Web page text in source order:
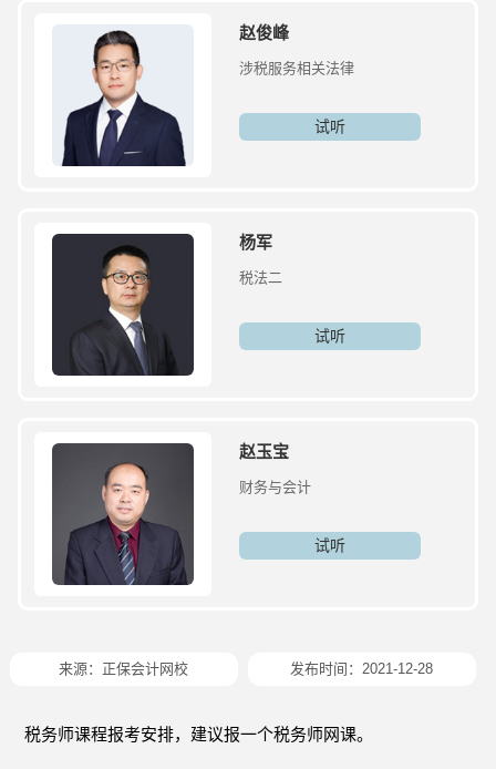
赵俊峰
涉税服务相关法律
试听
杨军
税法二
试听
赵玉宝
财务与会计
试听
来源： 正保会计网校 发布时间：2021-12-28
税务师课程报考安排，建议报一个税务师网课。